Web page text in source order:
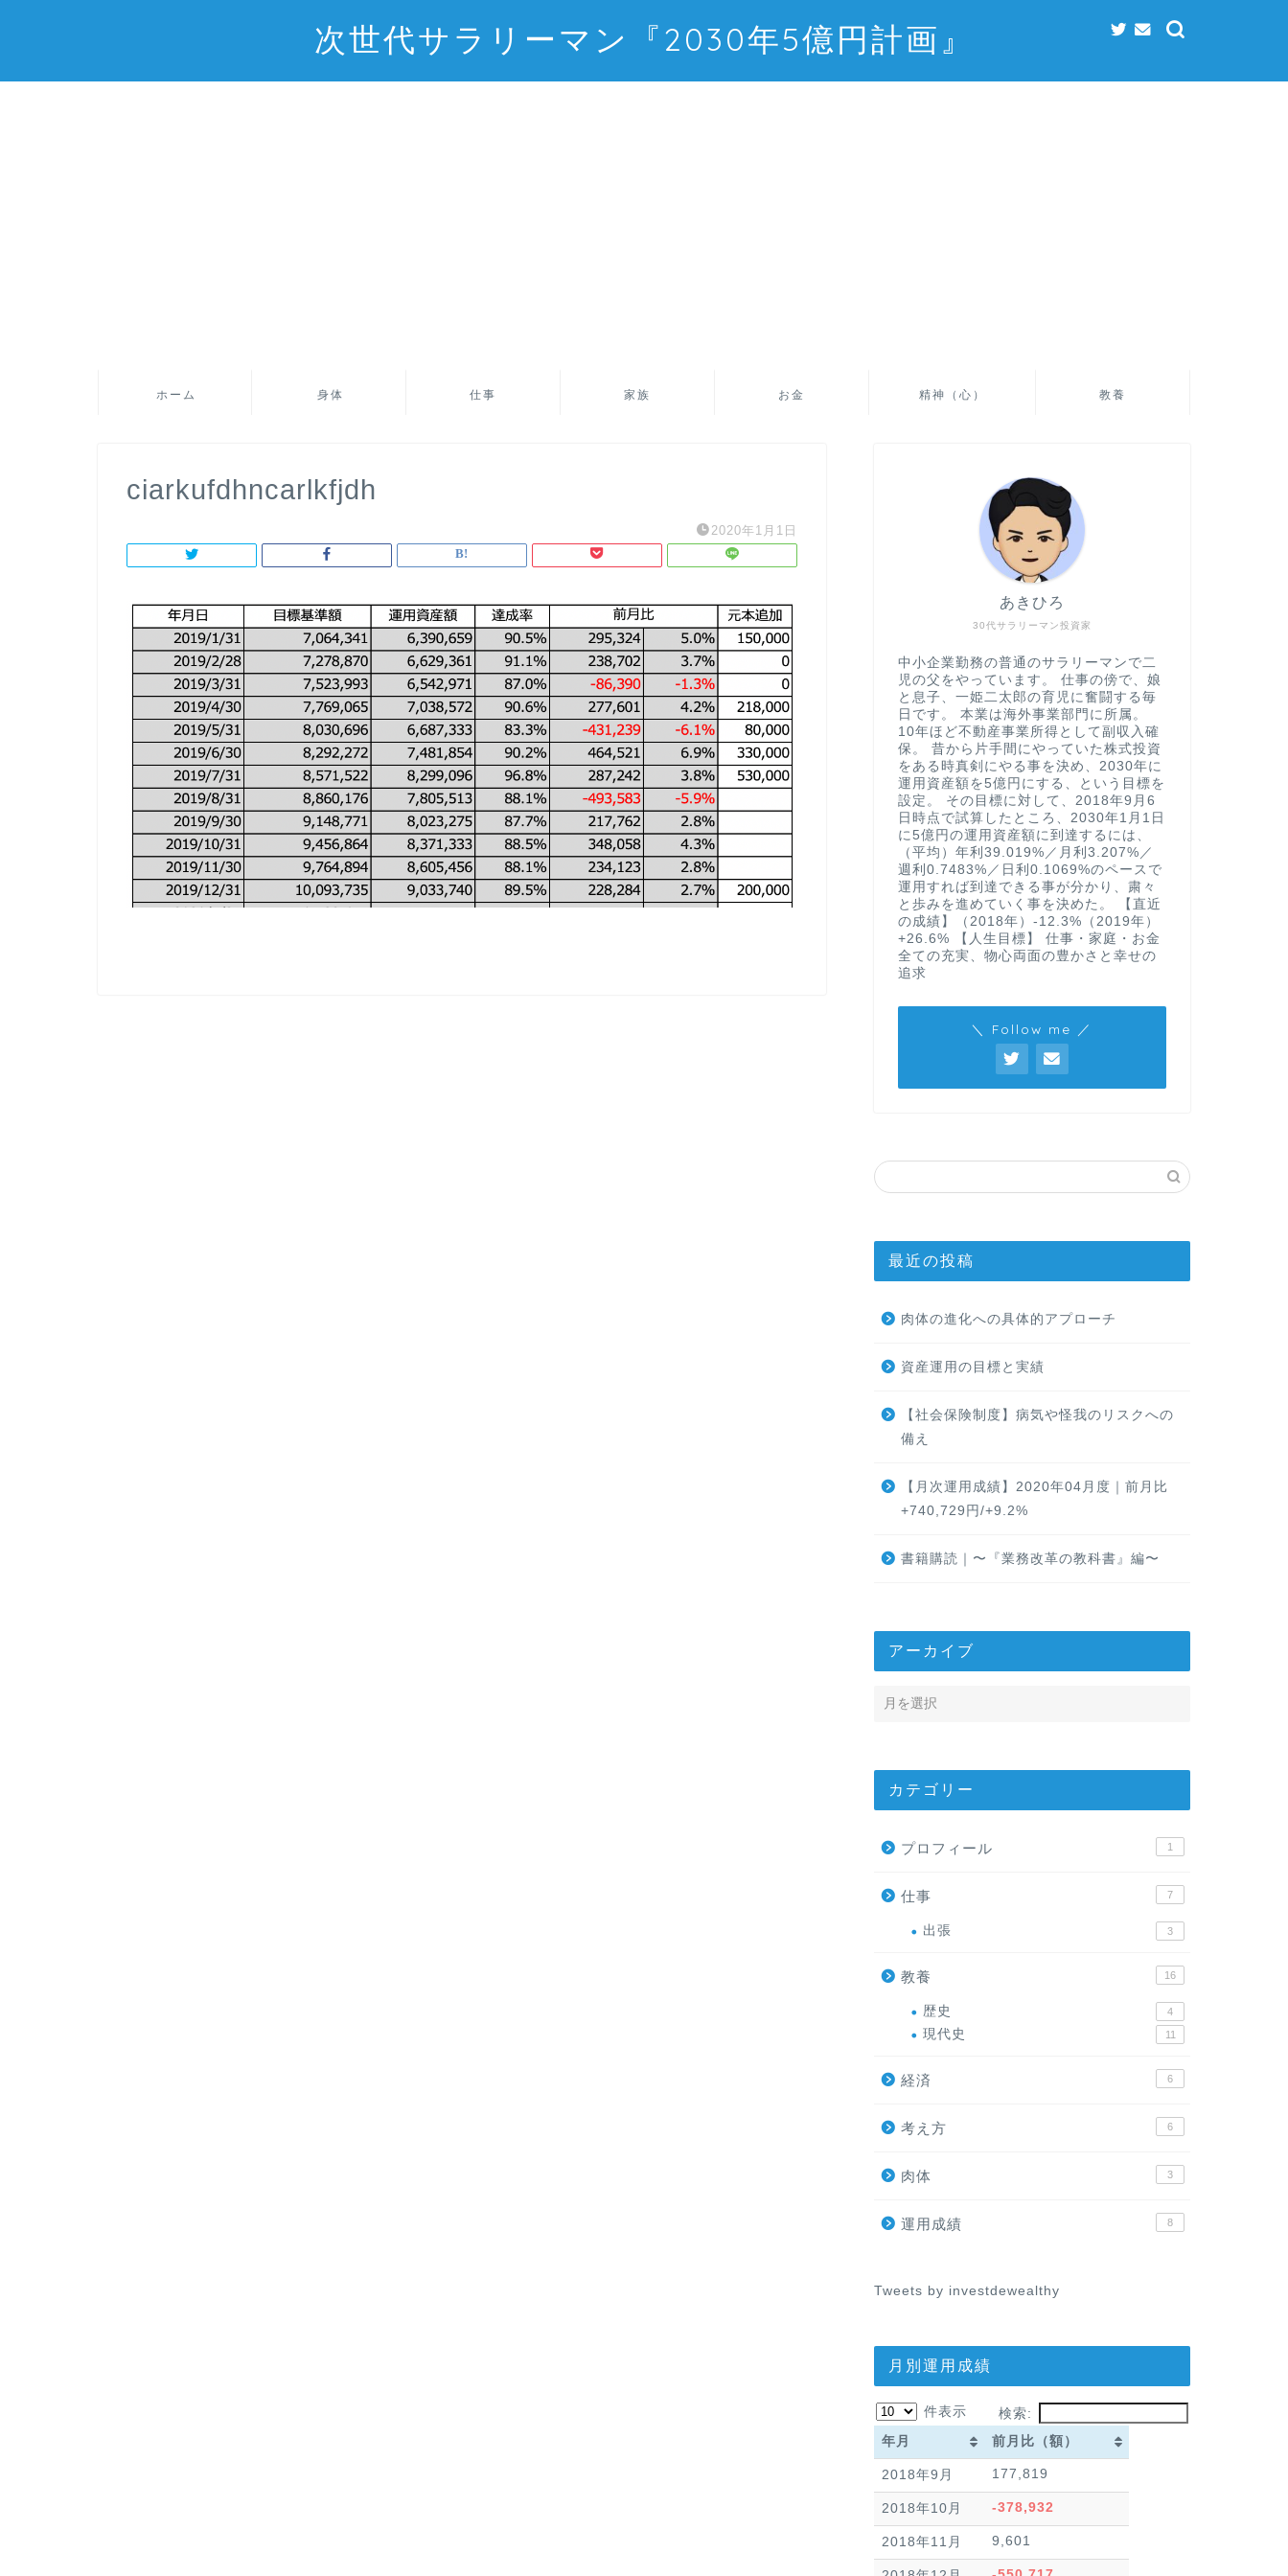
次世代サラリーマン『2030年5億円計画』
ホーム 身体 仕事 家族 お金 精神（心） 教養
ciarkufdhncarlkfjdh
2020年1月1日
30代サラリーマン投資家
あきひろ
中小企業勤務の普通のサラリーマンで二
児の父をやっています。 仕事の傍で、娘
と息子、一姫二太郎の育児に奮闘する毎
日です。 本業は海外事業部門に所属。
10年ほど不動産事業所得として副収入確
保。 昔から片手間にやっていた株式投資
をある時真剣にやる事を決め、2030年に
運用資産額を5億円にする、という目標を
設定。 その目標に対して、2018年9月6
日時点で試算したところ、2030年1月1日
に5億円の運用資産額に到達するには、
（平均）年利39.019%／月利3.207%／
週利0.7483%／日利0.1069%のペースで
運用すれば到達できる事が分かり、粛々
と歩みを進めていく事を決めた。 【直近
の成績】（2018年）-12.3%（2019年）
+26.6% 【人生目標】 仕事・家庭・お金
全ての充実、物心両面の豊かさと幸せの
追求
＼ Follow me ／
最近の投稿
肉体の進化への具体的アプローチ
資産運用の目標と実績
【社会保険制度】病気や怪我のリスクへの
備え
【月次運用成績】2020年04月度｜前月比
+740,729円/+9.2%
書籍購読｜〜『業務改革の教科書』編〜
アーカイブ
カテゴリー
プロフィール 1
仕事 7
出張 3
教養 16
歴史 4
現代史 11
経済 6
考え方 6
肉体 3
運用成績 8
Tweets by investdewealthy
月別運用成績
件表示
検索:
年月
前月比（額）
年月
前月比（額）
2018年9月 177,819
2018年10月 -378,932
2018年11月 9,601